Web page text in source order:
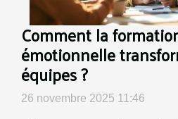
Comment la
émotionnelle
équipes ?
26 novembre 2025 11:46